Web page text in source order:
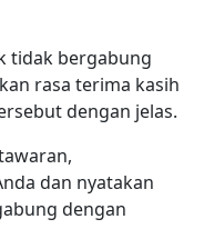
tidak bergabung
rasa terima kasih
dengan jelas.
dan nyatakan
dengan